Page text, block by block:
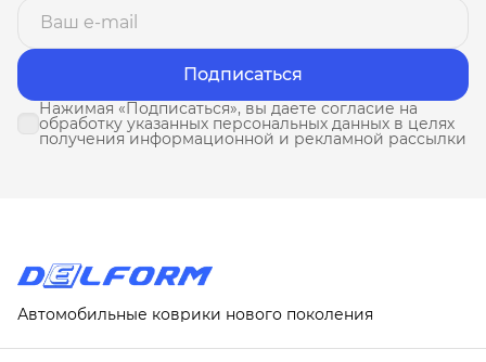
Подписаться
Нажимая «Подписаться», вы даете согласие на
обработку указанных персональных данных в целях
получения информационной и рекламной рассылки
Автомобильные коврики нового поколения